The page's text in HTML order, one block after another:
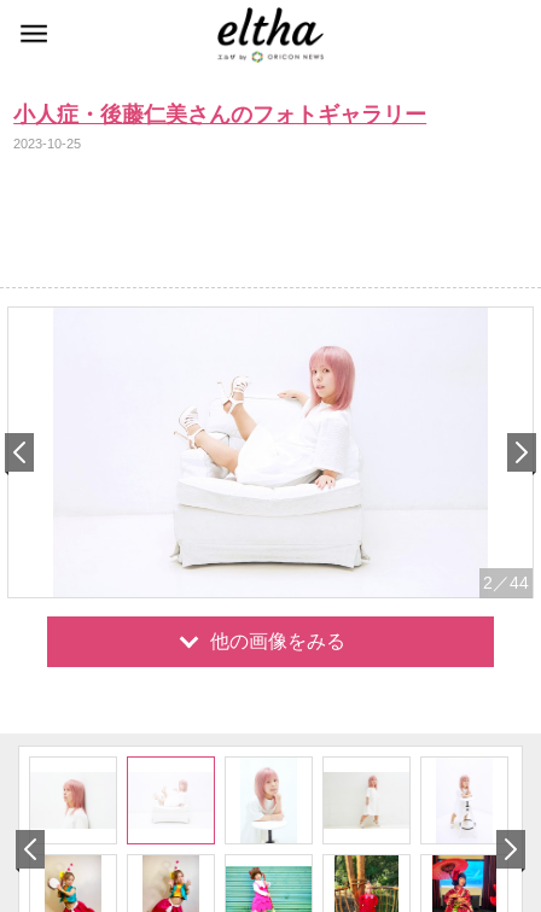
小人症・後藤仁美さんのフォトギャラリー
2023-10-25
2 ／44
他の画像をみる